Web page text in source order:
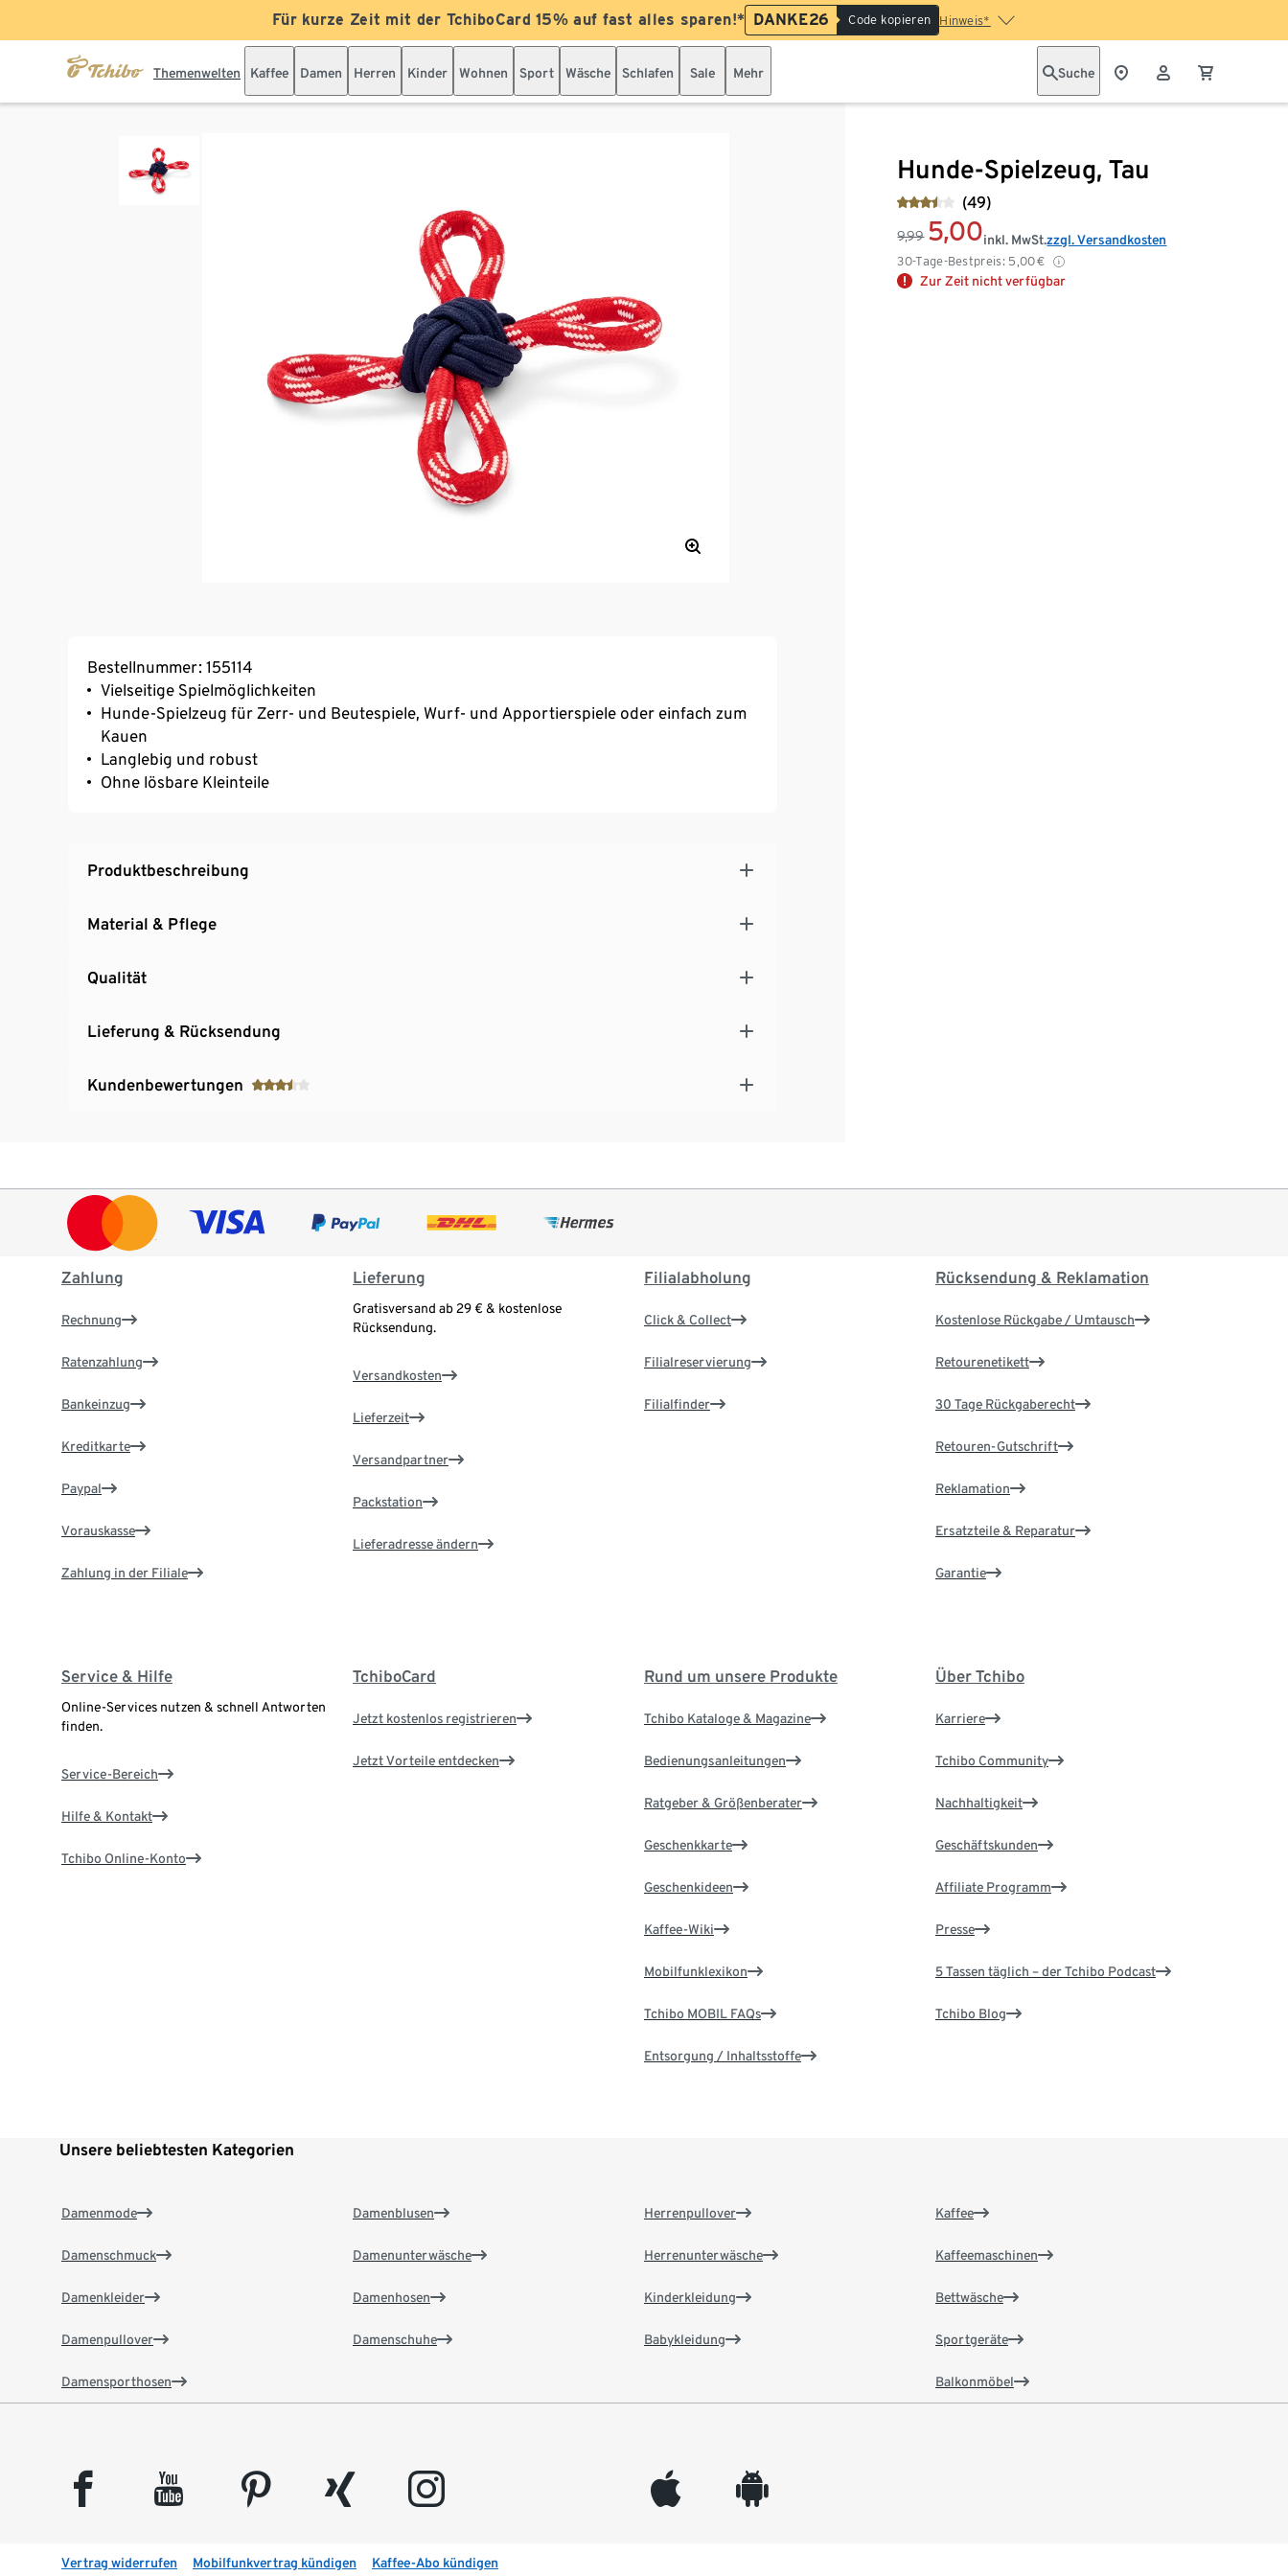
Für kurze Zeit mit der TchiboCard 15% auf fast alles sparen!* DANKE26 Code kopieren Hinweis*
Themenwelten Kaffee Damen Herren Kinder Wohnen Sport Wäsche Schlafen Sale Mehr Suche
Hunde-Spielzeug, Tau
(49)
9,99 5,00
30-Tage-Bestpreis: 5,00€
inkl. MwSt.zzgl. Versandkosten
Zur Zeit nicht verfügbar
Bestellnummer: 155114
Vielseitige Spielmöglichkeiten
Hunde-Spielzeug für Zerr- und Beutespiele, Wurf- und Apportierspiele oder einfach zum
Kauen
Langlebig und robust
Ohne lösbare Kleinteile
Produktbeschreibung
Material & Pflege
Qualität
Lieferung & Rücksendung
Kundenbewertungen
Zahlung
Rechnung
Ratenzahlung
Bankeinzug
Kreditkarte
Paypal
Vorauskasse
Zahlung in der Filiale
Lieferung
Gratisversand ab 29 € & kostenlose
Rücksendung.
Versandkosten
Lieferzeit
Versandpartner
Packstation
Lieferadresse ändern
Filialabholung
Click & Collect
Filialreservierung
Filialfinder
Rücksendung & Reklamation
Kostenlose Rückgabe / Umtausch
Retourenetikett
30 Tage Rückgaberecht
Retouren-Gutschrift
Reklamation
Ersatzteile & Reparatur
Garantie
Service & Hilfe
Online-Services nutzen & schnell Antworten
finden.
Service-Bereich
Hilfe & Kontakt
Tchibo Online-Konto
TchiboCard
Jetzt kostenlos registrieren
Jetzt Vorteile entdecken
Rund um unsere Produkte
Tchibo Kataloge & Magazine
Bedienungsanleitungen
Ratgeber & Größenberater
Geschenkkarte
Geschenkideen
Kaffee-Wiki
Mobilfunklexikon
Tchibo MOBIL FAQs
Entsorgung / Inhaltsstoffe
Über Tchibo
Karriere
Tchibo Community
Nachhaltigkeit
Geschäftskunden
Affiliate Programm
Presse
5 Tassen täglich – der Tchibo Podcast
Tchibo Blog
Unsere beliebtesten Kategorien
Damenmode
Damenschmuck
Damenkleider
Damenpullover
Damensporthosen
Damenblusen
Damenunterwäsche
Damenhosen
Damenschuhe
Herrenpullover
Herrenunterwäsche
Kinderkleidung
Babykleidung
Kaffee
Kaffeemaschinen
Bettwäsche
Sportgeräte
Balkonmöbel
facebook youtube pinterest xing instagram appleinc android
Vertrag widerrufen Mobilfunkvertrag kündigen Kaffee-Abo kündigen